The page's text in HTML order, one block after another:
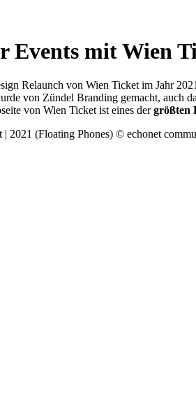
Events mit Wien
Relaunch von Wien Ticket im Jahr
von Zündel Branding gemacht, auch
von Wien Ticket ist eines dergrößten